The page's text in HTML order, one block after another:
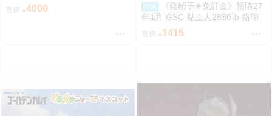
4000 預購
《豬帽子✬免訂金》預購27
年1月 GSC 黏土人2830-b 烙印
勇士 凱茲 狂戰士鎧甲Ver. BLOO
D EDITION 0906
1415